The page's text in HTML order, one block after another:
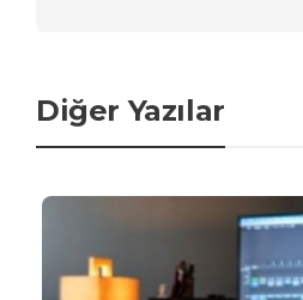
Diğer Yazılar